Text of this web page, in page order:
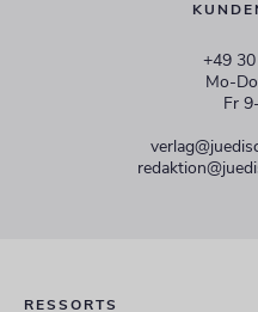
+49
Mo-
Fr
RESSORTS